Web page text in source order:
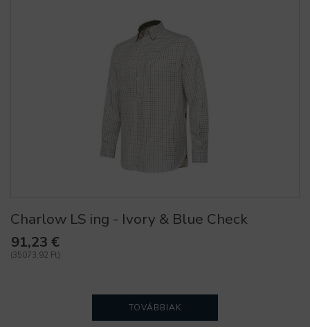
Charlow LS ing - Ivory & Blue Check
91,23 €
(35073,92 Ft)
TOVÁBBIAK